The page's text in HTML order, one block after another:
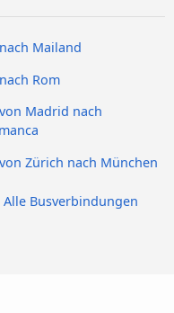
Mailand
Rom
Madrid nach
Zürich nach München
Alle Busverbindungen